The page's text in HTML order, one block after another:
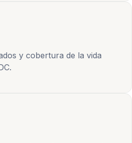
y cobertura de la vida